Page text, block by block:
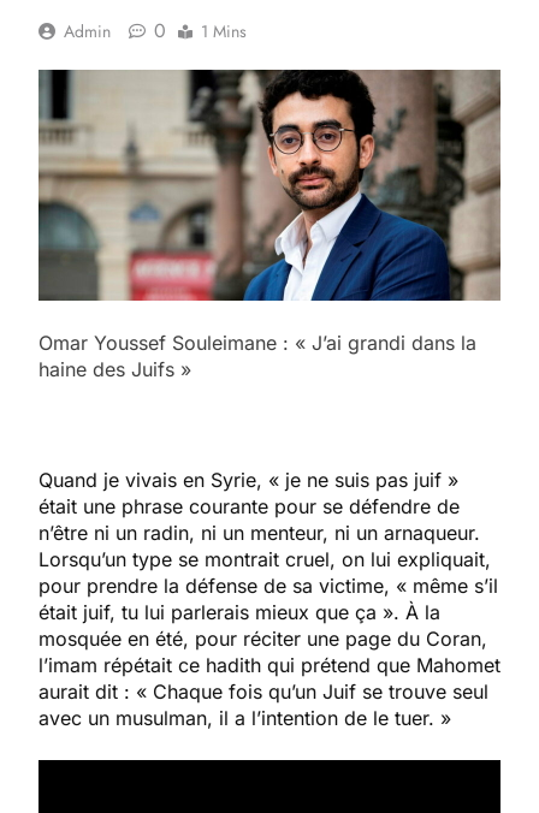
Admin 0 1 Mins
Omar Youssef Souleimane : « J’ai grandi dans la
haine des Juifs »
Quand je vivais en Syrie, « je ne suis pas juif »
était une phrase courante pour se défendre de
n’être ni un radin, ni un menteur, ni un arnaqueur.
Lorsqu’un type se montrait cruel, on lui expliquait,
pour prendre la défense de sa victime, « même s’il
était juif, tu lui parlerais mieux que ça ». À la
mosquée en été, pour réciter une page du Coran,
l’imam répétait ce hadith qui prétend que Mahomet
aurait dit : « Chaque fois qu’un Juif se trouve seul
avec un musulman, il a l’intention de le tuer. »